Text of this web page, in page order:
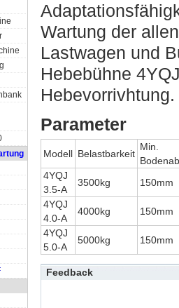
Wartung der
Lastwagen und
Hebebühne
Hebevorrivhtung.
Parameter
Modell Belastbarkeit
Min.
4YQJ
3.5-A
3500kg
150mm
4YQJ
4.0-A
4000kg
150mm
4YQJ
5.0-A
5000kg 150mm
Feedback